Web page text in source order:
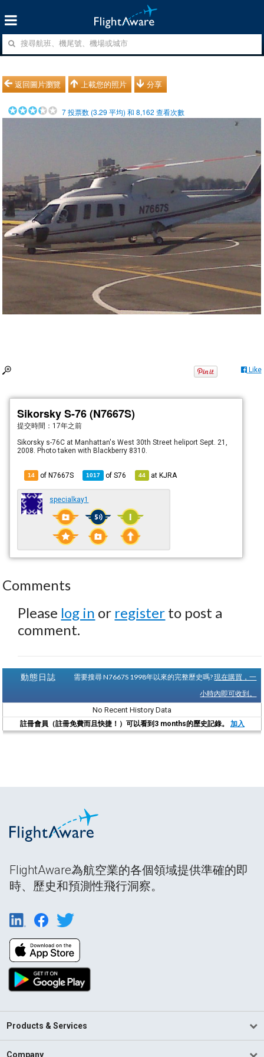
返回圖片瀏覽 上載您的照片 分享
7投票数 (3.29 平均) 和8,162 查看次數
Like
Sikorsky S-76 (N7667S)
提交時間： 17年之前
Sikorsky s-76C at Manhattan's West 30th Street heliport Sept. 21,
2008. Photo taken with Blackberry 8310.
14 of N7667S 1017 ofS76 44 atKJRA
specialkay1
Comments
Please log in or register to post a
comment.
動態日誌 需要搜尋 N7667S 1998年以來的完整歷史嗎?現在購買，一
小時內即可收到。
No Recent History Data
註冊會員（註冊免費而且快捷！）可以看到3 months的歷史記錄。 加入
FlightAware為航空業的各個領域提供準確的即
時、歷史和預測性飛行洞察。
Products & Services
Company